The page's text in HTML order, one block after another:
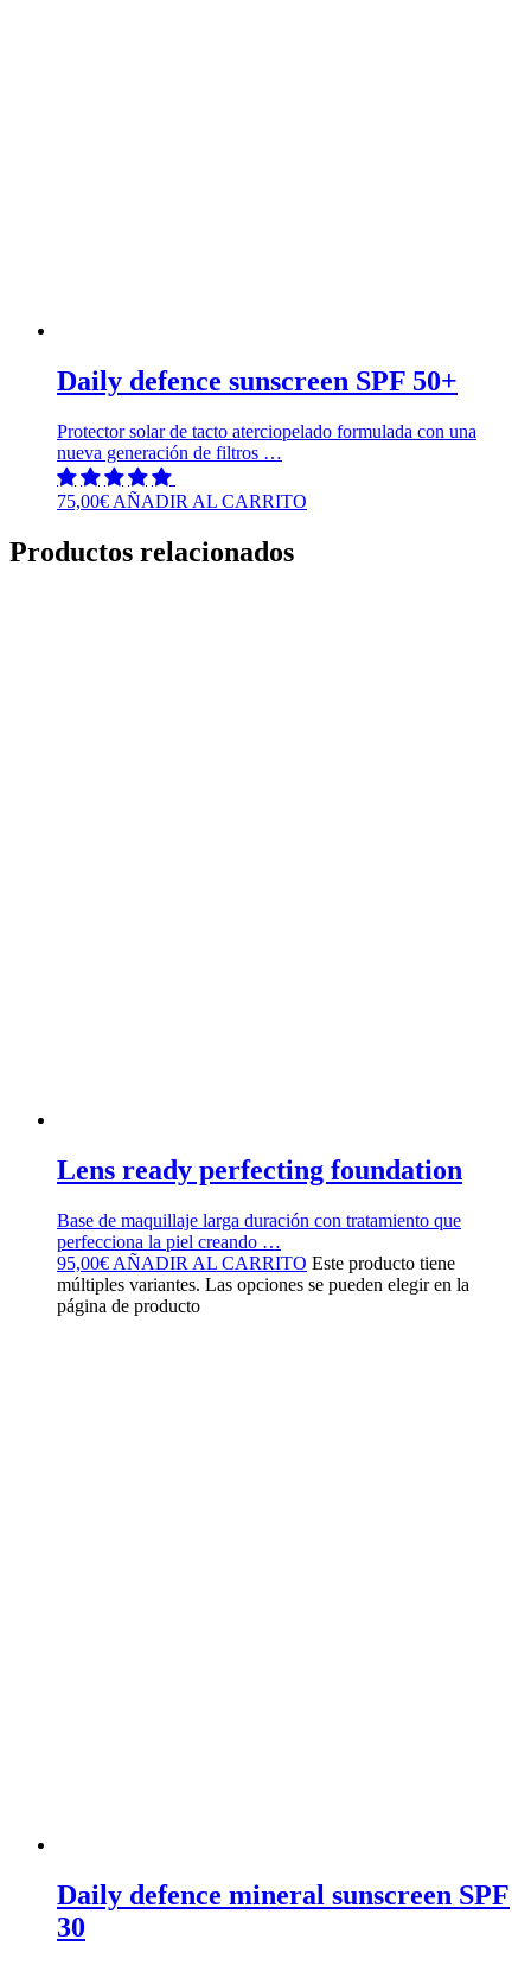
Daily defence sunscreen SPF 50+
Protector solar de tacto aterciopelado formulada con una
nueva generación de filtros …
75,00€ AÑADIR AL CARRITO
Productos relacionados
Lens ready perfecting foundation
Base de maquillaje larga duración con tratamiento que
perfecciona la piel creando …
95,00€ AÑADIR AL CARRITO Este producto tiene
múltiples variantes. Las opciones se pueden elegir en la
página de producto
Daily defence mineral sunscreen SPF
30